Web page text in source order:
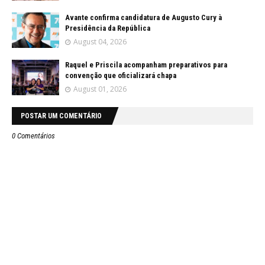
Avante confirma candidatura de Augusto Cury à
Presidência da República
August 04, 2026
Raquel e Priscila acompanham preparativos para
convenção que oficializará chapa
August 01, 2026
POSTAR UM COMENTÁRIO
0 Comentários